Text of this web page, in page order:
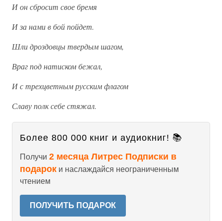
И он сбросит свое бремя
И за нами в бой пойдет.
Шли дроздовцы твердым шагом,
Враг под натиском бежал,
И с трехцветным русским флагом
Славу полк себе стяжал.
Более 800 000 книг и аудиокниг! 📚
Получи 2 месяца Литрес Подписки в
подарок и наслаждайся неограниченным
чтением
ПОЛУЧИТЬ ПОДАРОК